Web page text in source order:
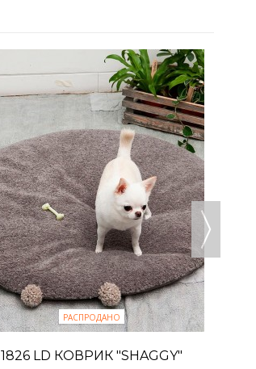
РАСПРОДАНО
1826 LD КОВРИК "SHAGGY"